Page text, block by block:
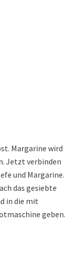
Margarine wird
Jetzt verbinden
und Margarine.
das gesiebte
in die mit
geben.